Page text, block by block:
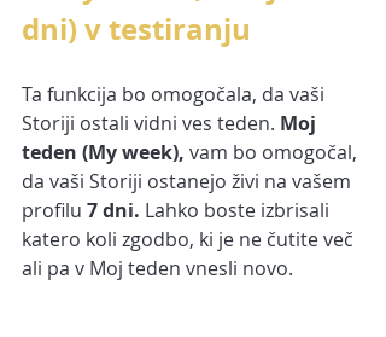
dni) v testiranju
Ta funkcija bo omogočala, da vaši
Storiji ostali vidni ves teden. Moj
teden (My week), vam bo omogočal,
da vaši Storiji ostanejo živi na vašem
profilu 7 dni. Lahko boste izbrisali
katero koli zgodbo, ki je ne čutite več
ali pa v Moj teden vnesli novo.